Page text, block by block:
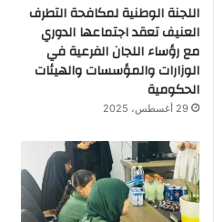
اللجنة الوطنية لمكافحة التطرف
العنيف تعقد اجتماعها الدوري
مع رؤساء اللجان الفرعية في
الوزارات والمؤسسات والهيئات
الحكومية
29 أغسطس، 2025